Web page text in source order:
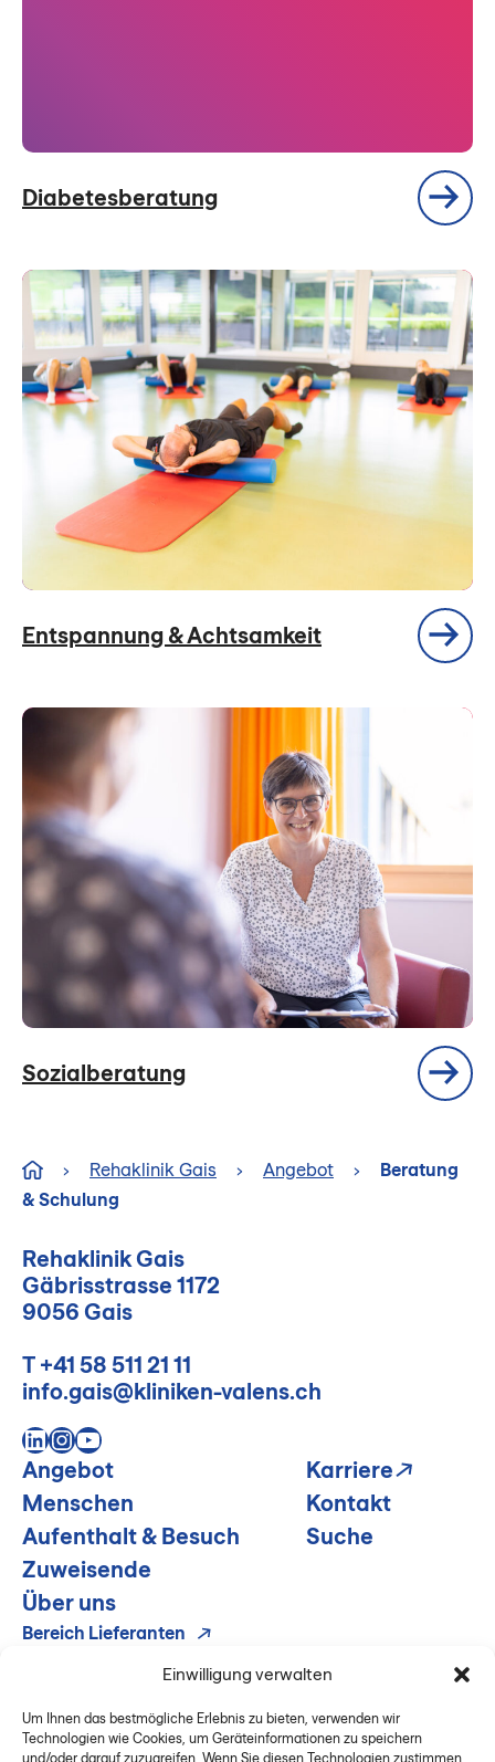
Einwilligung verwalten
Um Ihnen das bestmögliche Erlebnis zu bieten, verwenden wir
Technologien wie Cookies, um Geräteinformationen zu speichern
und/oder darauf zuzugreifen. Wenn Sie diesen Technologien zustimmen,
Diabetesberatung
Entspannung & Achtsamkeit
Sozialberatung
› Rehaklinik Gais › Angebot ›
Beratung
& Schulung
Rehaklinik Gais
Gäbrisstrasse 1172
9056 Gais
T +41 58 511 21 11
info.gais@kliniken-valens.ch
LinkedIn
Instagram
YouTube
Angebot
Menschen
Aufenthalt & Besuch
Zuweisende
Über uns
Karriere
Kontakt
Suche
Bereich Lieferanten
Impressum & Datenschutz